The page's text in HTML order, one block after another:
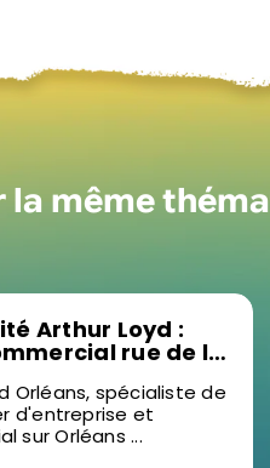
la même
Arthur Loyd :
rue de la
Orléans, spécialiste de
d'entreprise et
sur Orléans ...